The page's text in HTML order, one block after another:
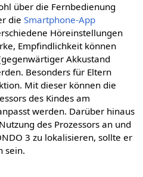
über die Fernbedienung
die Smartphone-App
Höreinstellungen
Empfindlichkeit können
Akkustand
Besonders für Eltern
Mit dieser können die
des Kindes am
werden. Darüber hinaus
des Prozessors an und
3 zu lokalisieren, sollte er
sein.